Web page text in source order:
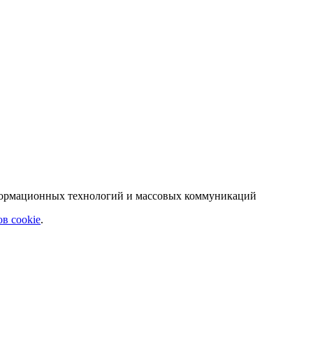
технологий и массовых коммуникаций
cookie.